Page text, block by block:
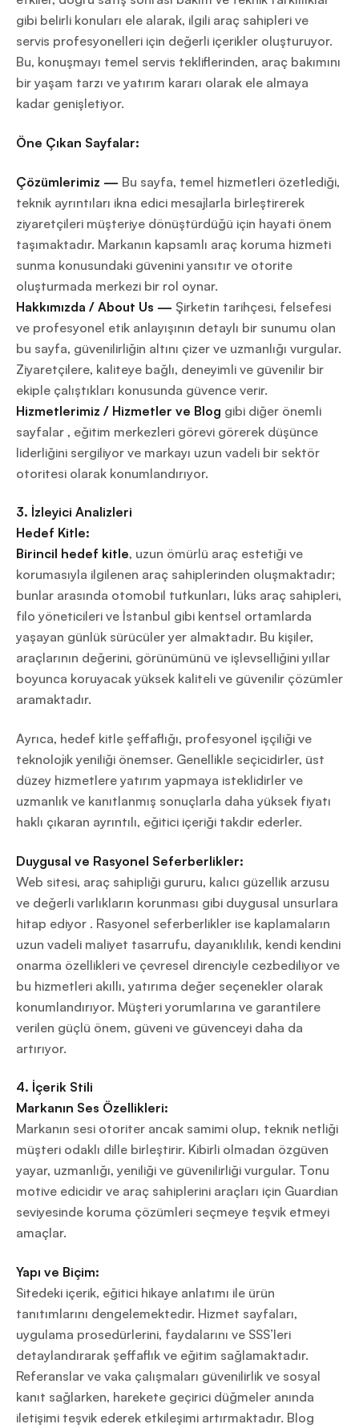
gibi belirli konuları ele alarak, ilgili araç sahipleri ve
servis profesyonelleri için değerli içerikler oluşturuyor.
Bu, konuşmayı temel servis tekliflerinden, araç bakımını
bir yaşam tarzı ve yatırım kararı olarak ele almaya
kadar genişletiyor.
Öne Çıkan Sayfalar:
Çözümlerimiz — Bu sayfa, temel hizmetleri özetlediği,
teknik ayrıntıları ikna edici mesajlarla birleştirerek
ziyaretçileri müşteriye dönüştürdüğü için hayati önem
taşımaktadır. Markanın kapsamlı araç koruma hizmeti
sunma konusundaki güvenini yansıtır ve otorite
oluşturmada merkezi bir rol oynar.
Hakkımızda / About Us — Şirketin tarihçesi, felsefesi
ve profesyonel etik anlayışının detaylı bir sunumu olan
bu sayfa, güvenilirliğin altını çizer ve uzmanlığı vurgular.
Ziyaretçilere, kaliteye bağlı, deneyimli ve güvenilir bir
ekiple çalıştıkları konusunda güvence verir.
Hizmetlerimiz / Hizmetler ve Blog gibi diğer önemli
sayfalar , eğitim merkezleri görevi görerek düşünce
liderliğini sergiliyor ve markayı uzun vadeli bir sektör
otoritesi olarak konumlandırıyor.
3. İzleyici Analizleri
Hedef Kitle:
Birincil hedef kitle, uzun ömürlü araç estetiği ve
korumasıyla ilgilenen araç sahiplerinden oluşmaktadır;
bunlar arasında otomobil tutkunları, lüks araç sahipleri,
filo yöneticileri ve İstanbul gibi kentsel ortamlarda
yaşayan günlük sürücüler yer almaktadır. Bu kişiler,
araçlarının değerini, görünümünü ve işlevselliğini yıllar
boyunca koruyacak yüksek kaliteli ve güvenilir çözümler
aramaktadır.
Ayrıca, hedef kitle şeffaflığı, profesyonel işçiliği ve
teknolojik yeniliği önemser. Genellikle seçicidirler, üst
düzey hizmetlere yatırım yapmaya isteklidirler ve
uzmanlık ve kanıtlanmış sonuçlarla daha yüksek fiyatı
haklı çıkaran ayrıntılı, eğitici içeriği takdir ederler.
Duygusal ve Rasyonel Seferberlikler:
Web sitesi, araç sahipliği gururu, kalıcı güzellik arzusu
ve değerli varlıkların korunması gibi duygusal unsurlara
hitap ediyor . Rasyonel seferberlikler ise kaplamaların
uzun vadeli maliyet tasarrufu, dayanıklılık, kendi kendini
onarma özellikleri ve çevresel direnciyle cezbediliyor ve
bu hizmetleri akıllı, yatırıma değer seçenekler olarak
konumlandırıyor. Müşteri yorumlarına ve garantilere
verilen güçlü önem, güveni ve güvenceyi daha da
artırıyor.
4. İçerik Stili
Markanın Ses Özellikleri:
Markanın sesi otoriter ancak samimi olup, teknik netliği
müşteri odaklı dille birleştirir. Kibirli olmadan özgüven
yayar, uzmanlığı, yeniliği ve güvenilirliği vurgular. Tonu
motive edicidir ve araç sahiplerini araçları için Guardian
seviyesinde koruma çözümleri seçmeye teşvik etmeyi
amaçlar.
Yapı ve Biçim:
Sitedeki içerik, eğitici hikaye anlatımı ile ürün
tanıtımlarını dengelemektedir. Hizmet sayfaları,
uygulama prosedürlerini, faydalarını ve SSS’leri
detaylandırarak şeffaflık ve eğitim sağlamaktadır.
Referanslar ve vaka çalışmaları güvenilirlik ve sosyal
kanıt sağlarken, harekete geçirici düğmeler anında
iletişimi teşvik ederek etkileşimi artırmaktadır. Blog